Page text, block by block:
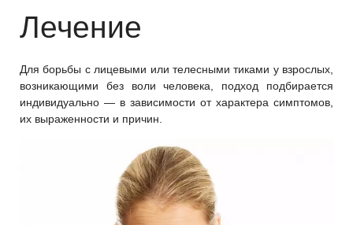
Лечение
Для борьбы с лицевыми или телесными тиками у взрослых,
возникающими без воли человека, подход подбирается
индивидуально — в зависимости от характера симптомов,
их выраженности и причин.